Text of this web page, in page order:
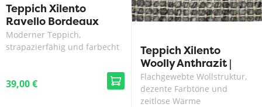
Teppich Xilento
Ravello Bordeaux
Moderner Teppich,
strapazierfähig und farbecht
39,00 €
Teppich Xilento
Woolly Anthrazit |
200x300 cm
Flachgewebte Wollstruktur,
dezente Farbtöne und
zeitlose Wärme